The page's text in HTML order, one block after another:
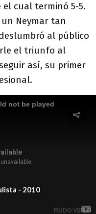
cual terminó 5-5.
Neymar tan
al público
el triunfo al
así, su primer